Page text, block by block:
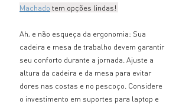
Machado tem opções lindas!
Ah, e não esqueça da ergonomia: Sua
cadeira e mesa de trabalho devem garantir
seu conforto durante a jornada. Ajuste a
altura da cadeira e da mesa para evitar
dores nas costas e no pescoço. Considere
o investimento em suportes para laptop e